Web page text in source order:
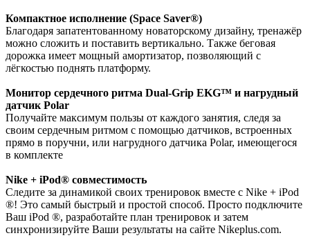
Компактное исполнение (Space Saver®)
Благодаря запатентованному новаторскому дизайну, тренажёр
можно сложить и поставить вертикально. Также беговая
дорожка имеет мощный амортизатор, позволяющий с
лёгкостью поднять платформу.
Монитор сердечного ритма Dual-Grip EKG™ и нагрудный
датчик Polar
Получайте максимум пользы от каждого занятия, следя за
своим сердечным ритмом с помощью датчиков, встроенных
прямо в поручни, или нагрудного датчика Polar, имеющегося
в комплекте
Nike + iPod® совместимость
Следите за динамикой своих тренировок вместе с Nike + iPod
®! Это самый быстрый и простой способ. Просто подключите
Ваш iPod ®, разработайте план тренировок и затем
синхронизируйте Ваши результаты на сайте Nikeplus.com.